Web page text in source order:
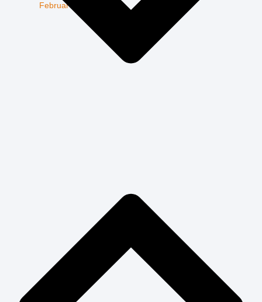
Februar 8, 2025